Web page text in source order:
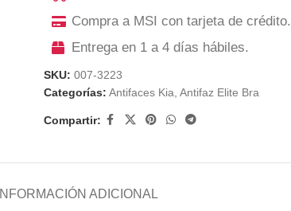
Compra a MSI con tarjeta de crédito.
Entrega en 1 a 4 días hábiles.
SKU: 007-3223
Categorías: Antifaces Kia Antifaz Elite Bra
Compartir:
INFORMACIÓN ADICIONAL